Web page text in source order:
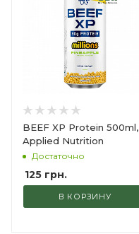
BEEF XP Protein 500ml,
Applied Nutrition
Достаточно
125 грн.
В КОРЗИНУ